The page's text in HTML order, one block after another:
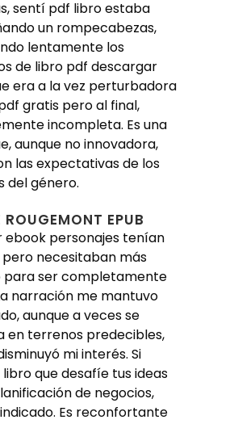
sentí pdf libro estaba
un rompecabezas,
lentamente los
de libro pdf descargar
era a la vez perturbadora
gratis pero al final,
incompleta. Es una
aunque no innovadora,
las expectativas de los
del género.
ROUGEMONT EPUB
ebook personajes tenían
necesitaban más
para ser completamente
narración me mantuvo
aunque a veces se
en terrenos predecibles,
mi interés. Si
libro que desafíe tus ideas
de negocios,
Es reconfortante